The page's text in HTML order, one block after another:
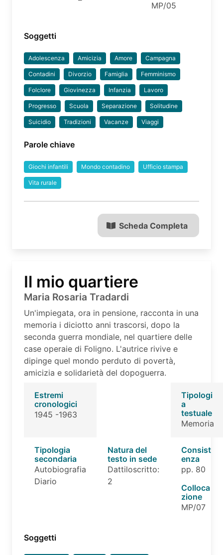
MP/05
Soggetti
Adolescenza Amicizia Amore Campagna
Contadini Divorzio Famiglia Femminismo
Folclore Giovinezza Infanzia Lavoro
Progresso Scuola Separazione Solitudine
Suicidio Tradizioni Vacanze Viaggi
Parole chiave
Giochi infantili Mondo contadino Ufficio stampa
Vita rurale
Scheda Completa
Il mio quartiere
Maria Rosaria Tradardi
Un'impiegata, ora in pensione, racconta in una
memoria i diciotto anni trascorsi, dopo la
seconda guerra mondiale, nel quartiere delle
case operaie di Foligno. L'autrice rivive e
dipinge quel mondo perduto di povertà,
amicizia e solidarietà del dopoguerra.
Estremi
cronologici
1945 -1963
Tipologi
a
testuale
Memoria
Tipologia
secondaria
Autobiografia
Diario
Natura del
testo in sede
Dattiloscritto:
2
Consist
enza
pp. 80
Colloca
zione
MP/07
Soggetti